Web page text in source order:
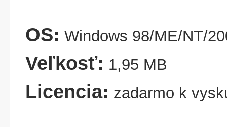
OS: Windows 98/ME/NT/
Veľkosť: 1,95 MB
Licencia: zadarmo k